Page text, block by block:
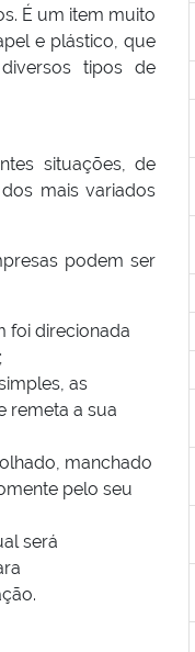
É um item muito
e plástico, que
tipos de
situações, de
mais variados
podem ser
foi direcionada
as
remeta a sua
manchado
pelo seu
será